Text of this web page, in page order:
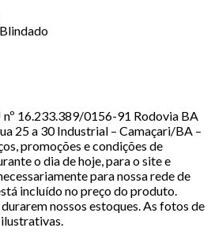
nº 16.233.389/0156-91 Rodovia BA
25 a 30 Industrial – Camaçari/BA –
promoções e condições de
o dia de hoje, para o site e
para nossa rede de
incluído no preço do produto.
nossos estoques. As fotos de